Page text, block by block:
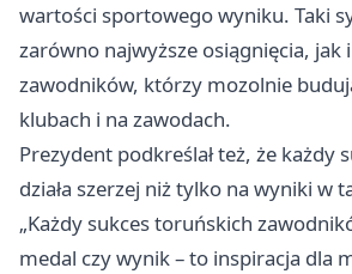
wartości sportowego wyniku. Taki
zarówno najwyższe osiągnięcia, jak
zawodników, którzy mozolnie
klubach i na zawodach.
Prezydent podkreślał też, że każdy
działa szerzej niż tylko na wyniki w
„Każdy sukces toruńskich
medal czy wynik – to inspiracja dla